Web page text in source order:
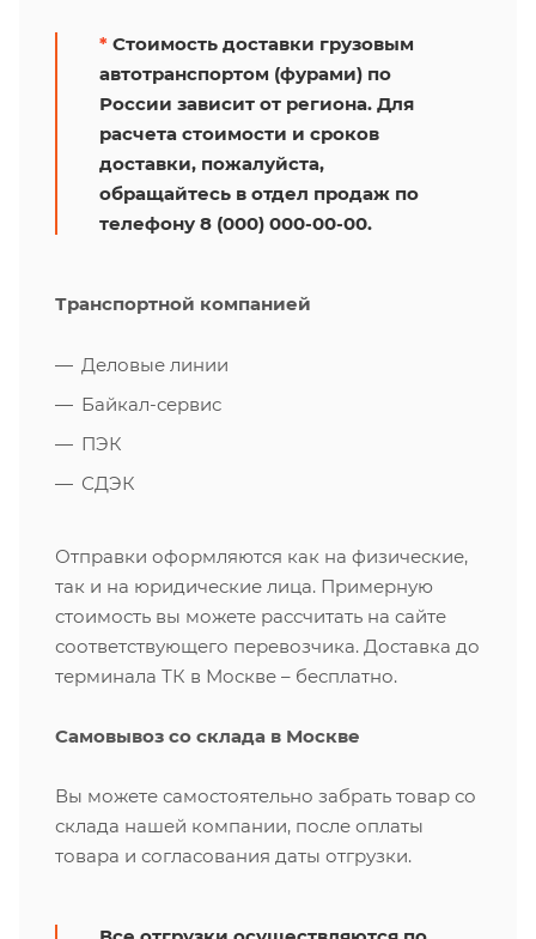
* Стоимость доставки грузовым
автотранспортом (фурами) по
России зависит от региона. Для
расчета стоимости и сроков
доставки, пожалуйста,
обращайтесь в отдел продаж по
телефону 8 (000) 000-00-00.
Транспортной компанией
Деловые линии
Байкал-сервис
ПЭК
СДЭК
Отправки оформляются как на физические,
так и на юридические лица. Примерную
стоимость вы можете рассчитать на сайте
соответствующего перевозчика. Доставка до
терминала ТК в Москве – бесплатно.
Самовывоз со склада в Москве
Вы можете самостоятельно забрать товар со
склада нашей компании, после оплаты
товара и согласования даты отгрузки.